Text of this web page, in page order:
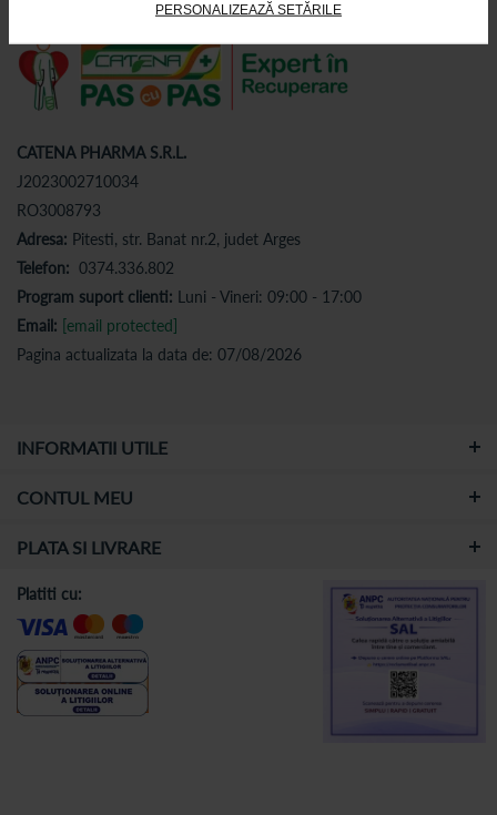
PERSONALIZEAZĂ SETĂRILE
CATENA PHARMA S.R.L.
J2023002710034
RO3008793
Adresa: Pitesti, str. Banat nr.2, judet Arges
Telefon: 0374.336.802
Program suport clienti: Luni - Vineri: 09:00 - 17:00
Email: [email protected]
Pagina actualizata la data de: 07/08/2026
INFORMATII UTILE
CONTUL MEU
PLATA SI LIVRARE
Platiti cu: